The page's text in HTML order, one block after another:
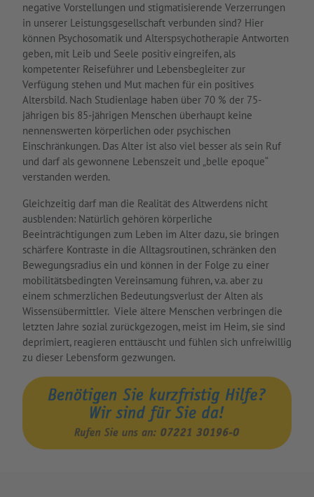
negative Vorstellungen und stigmatisierende Verzerrungen
in unserer Leistungsgesellschaft verbunden sind? Hier
können Psychosomatik und Alterspsychotherapie Antworten
geben, mit Leib und Seele positiv eingreifen, als
kompetenter Reiseführer und Lebensbegleiter zur
Verfügung stehen und Mut machen für ein positives
Altersbild. Nach Studienlage haben über 70 % der 75-
jährigen bis 85-jährigen Menschen überhaupt keine
nennenswerten körperlichen oder psychischen
Einschränkungen. Das Alter ist also viel besser als sein Ruf
und darf als gewonnene Lebenszeit und „belle epoque“
verstanden werden.
Gleichzeitig darf man die Realität des Altwerdens nicht
ausblenden: Natürlich gehören körperliche
Beeinträchtigungen zum Leben im Alter dazu, sie bringen
schärfere Kontraste in die Alltagsroutinen, schränken den
Bewegungsradius ein und können in der Folge zu einer
mobilitätsbedingten Vereinsamung führen, v.a. aber zu
einem schmerzlichen Bedeutungsverlust der Alten als
Wissensübermittler. Viele ältere Menschen verbringen die
letzten Jahre sozial zurückgezogen, meist im Heim, sie sind
deprimiert, reagieren enttäuscht und fühlen sich unfreiwillig
zu dieser Lebensform gezwungen.